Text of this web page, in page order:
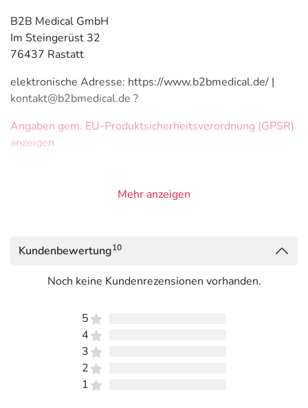
B2B Medical GmbH
Im Steingerüst 32
76437 Rastatt
elektronische Adresse: https://www.b2bmedical.de/ |
kontakt@b2bmedical.de ?
Angaben gem. EU-Produktsicherheitsverordnung (GPSR)
anzeigen
Mehr anzeigen
Kundenbewertung10
Noch keine Kundenrezensionen vorhanden.
5
4
3
2
1